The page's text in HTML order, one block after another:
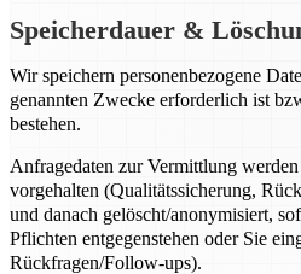
Speicherdauer &
Wir speichern personenbezogene
genannten Zwecke erforderlich ist
bestehen.
Anfragedaten zur Vermittlung
vorgehalten (Qualitätssicherung,
und danach gelöscht/anonymisiert,
Pflichten entgegenstehen oder Sie
Rückfragen/Follow-ups).